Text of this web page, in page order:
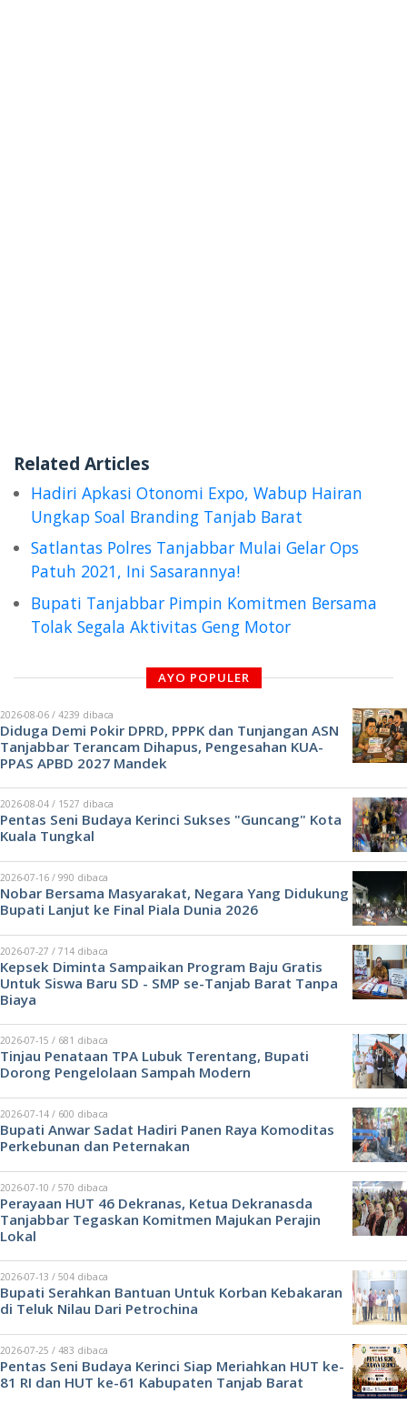
Related Articles
Hadiri Apkasi Otonomi Expo, Wabup Hairan
Ungkap Soal Branding Tanjab Barat
Satlantas Polres Tanjabbar Mulai Gelar Ops
Patuh 2021, Ini Sasarannya!
Bupati Tanjabbar Pimpin Komitmen Bersama
Tolak Segala Aktivitas Geng Motor
AYO POPULER
2026-08-06 / 4239 dibaca
Diduga Demi Pokir DPRD, PPPK dan Tunjangan ASN
Tanjabbar Terancam Dihapus, Pengesahan KUA-
PPAS APBD 2027 Mandek
2026-08-04 / 1527 dibaca
Pentas Seni Budaya Kerinci Sukses "Guncang" Kota
Kuala Tungkal
2026-07-16 / 990 dibaca
Nobar Bersama Masyarakat, Negara Yang Didukung
Bupati Lanjut ke Final Piala Dunia 2026
2026-07-27 / 714 dibaca
Kepsek Diminta Sampaikan Program Baju Gratis
Untuk Siswa Baru SD - SMP se-Tanjab Barat Tanpa
Biaya
2026-07-15 / 681 dibaca
Tinjau Penataan TPA Lubuk Terentang, Bupati
Dorong Pengelolaan Sampah Modern
2026-07-14 / 600 dibaca
Bupati Anwar Sadat Hadiri Panen Raya Komoditas
Perkebunan dan Peternakan
2026-07-10 / 570 dibaca
Perayaan HUT 46 Dekranas, Ketua Dekranasda
Tanjabbar Tegaskan Komitmen Majukan Perajin
Lokal
2026-07-13 / 504 dibaca
Bupati Serahkan Bantuan Untuk Korban Kebakaran
di Teluk Nilau Dari Petrochina
2026-07-25 / 483 dibaca
Pentas Seni Budaya Kerinci Siap Meriahkan HUT ke-
81 RI dan HUT ke-61 Kabupaten Tanjab Barat